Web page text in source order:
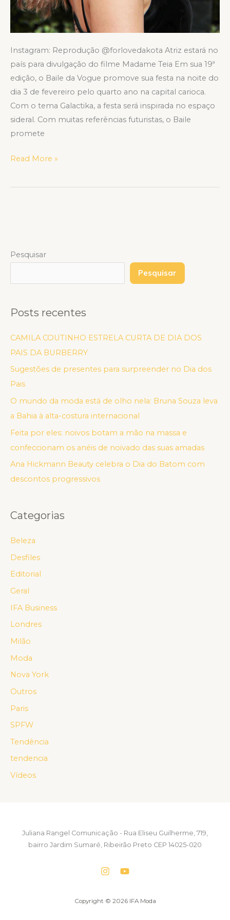
Instagram: Reprodução @forlovedakota Atriz estará no
país para divulgação do filme Madame Teia Em sua 19ª
edição, o Baile da Vogue promove sua festa na noite do
dia 3 de fevereiro pelo quarto ano na capital carioca.
Com o tema Galactika, a festa será inspirada no espaço
sideral. Com muitas referências futuristas, o Baile
promete
Read More »
Pesquisar
Pesquisar
Posts recentes
CAMILA COUTINHO ESTRELA CURTA DE DIA DOS
PAIS DA BURBERRY
Sugestões de presentes para surpreender no Dia dos
Pais
O mundo da moda está de olho nela: Bruna Souza leva
a Bahia à alta-costura internacional
Feita por eles: noivos botam a mão na massa e
confeccionam os anéis de noivado das suas amadas
Ana Hickmann Beauty celebra o Dia do Batom com
descontos progressivos
Categorias
Beleza
Desfiles
Editorial
Geral
IFA Business
Londres
Milão
Moda
Nova York
Outros
Paris
SPFW
Tendência
tendencia
Vídeos
Juliana Rangel Comunicação - Rua Eliseu Guilherme, 719,
bairro Jardim Sumaré, Ribeirão Preto CEP 14025-020
Copyright © 2026 IFA Moda